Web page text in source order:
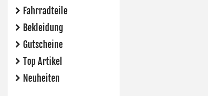
Fahrradteile
Bekleidung
Gutscheine
Top Artikel
Neuheiten